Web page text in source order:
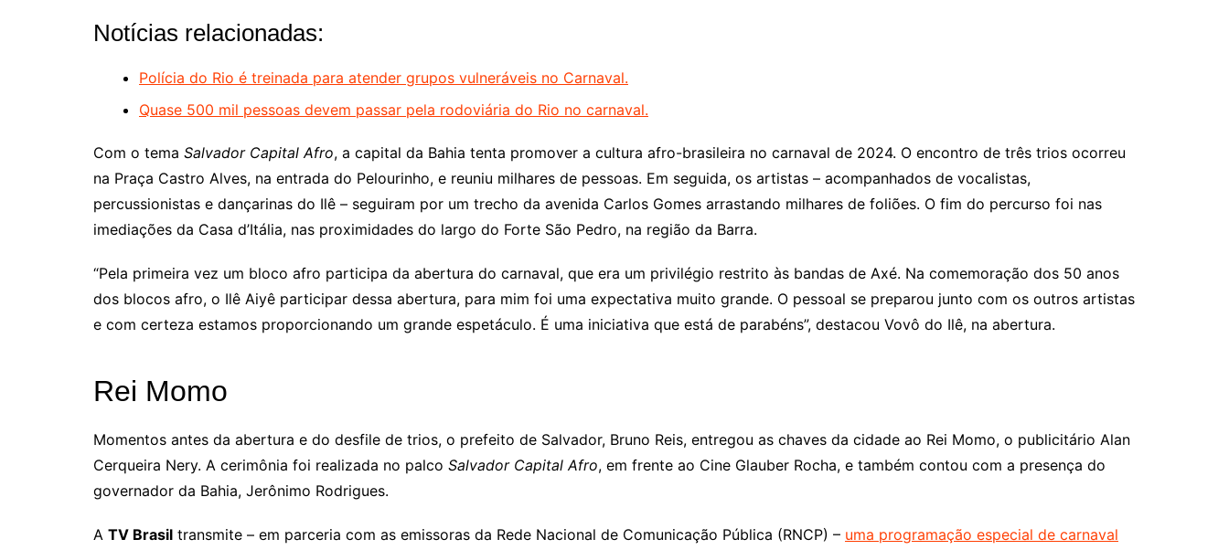
Notícias relacionadas:
Polícia do Rio é treinada para atender grupos vulneráveis no Carnaval.
Quase 500 mil pessoas devem passar pela rodoviária do Rio no carnaval.
Com o tema Salvador Capital Afro, a capital da Bahia tenta promover a cultura afro-brasileira no carnaval de 2024. O encontro de três trios ocorreu
na Praça Castro Alves, na entrada do Pelourinho, e reuniu milhares de pessoas. Em seguida, os artistas – acompanhados de vocalistas,
percussionistas e dançarinas do Ilê – seguiram por um trecho da avenida Carlos Gomes arrastando milhares de foliões. O fim do percurso foi nas
imediações da Casa d’Itália, nas proximidades do largo do Forte São Pedro, na região da Barra.
“Pela primeira vez um bloco afro participa da abertura do carnaval, que era um privilégio restrito às bandas de Axé. Na comemoração dos 50 anos
dos blocos afro, o Ilê Aiyê participar dessa abertura, para mim foi uma expectativa muito grande. O pessoal se preparou junto com os outros artistas
e com certeza estamos proporcionando um grande espetáculo. É uma iniciativa que está de parabéns”, destacou Vovô do Ilê, na abertura.
Rei Momo
Momentos antes da abertura e do desfile de trios, o prefeito de Salvador, Bruno Reis, entregou as chaves da cidade ao Rei Momo, o publicitário Alan
Cerqueira Nery. A cerimônia foi realizada no palco Salvador Capital Afro, em frente ao Cine Glauber Rocha, e também contou com a presença do
governador da Bahia, Jerônimo Rodrigues.
A TV Brasil transmite – em parceria com as emissoras da Rede Nacional de Comunicação Pública (RNCP) – uma programação especial de carnaval